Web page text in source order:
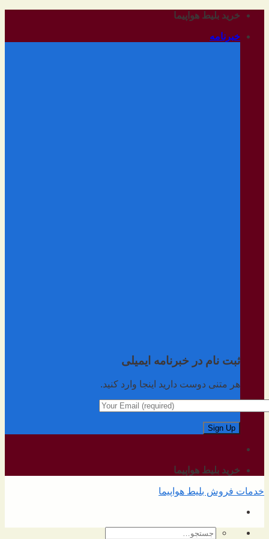
رفتن
محتوا
خرید بلیط هواپیما
خبرنامه
ثبت نام در خبرنامه ایمیلی
هر متنی دوست دارید اینجا وارد کنید.
خرید بلیط هواپیما
خدمات فروش بلیط هواپیما
جستجو